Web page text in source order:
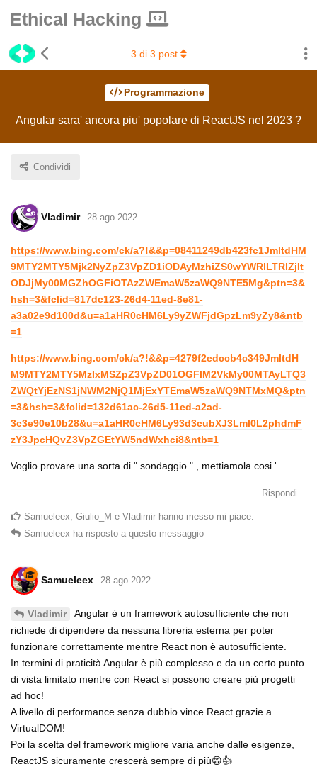
Ethical Hacking
Programmazione
Angular sara' ancora piu' popolare di ReactJS nel 2023 ?
Condividi
3 di 3 post
Vladimir 28 ago 2022
https://www.bing.com/ck/a?!&&p=08411249db423fc1JmltdHM
9MTY2MTY5Mjk2NyZpZ3VpZD1iODAyMzhiZS0wYWRlLTRlZjIt
ODJjMy00MGZhOGFiOTAzZWEmaW5zaWQ9NTE5Mg&ptn=3&
hsh=3&fclid=817dc123-26d4-11ed-8e81-
a3a02e9d100d&u=a1aHR0cHM6Ly9yZWFjdGpzLm9yZy8&ntb
=1
https://www.bing.com/ck/a?!&&p=4279f2edccb4c349JmltdH
M9MTY2MTY5MzIxMSZpZ3VpZD01OGFlM2VkMy00MTAyLTQ3
ZWQtYjEzNS1jNWM2NjQ1MjExYTEmaW5zaWQ9NTMxMQ&ptn
=3&hsh=3&fclid=132d61ac-26d5-11ed-a2ad-
3c3e90e10b28&u=a1aHR0cHM6Ly93d3cubXJ3Lml0L2phdmF
zY3JpcHQvZ3VpZGEtYW5ndWxhci8&ntb=1
Voglio provare una sorta di " sondaggio " , mettiamola cosi ' .
Rispondi
Samueleex Giulio_M e Vladimir hanno messo mi piace
Samueleex ha risposto a questo messaggio
Samueleex 28 ago 2022
Vladimir
Angular è un framework autosufficiente che non
richiede di dipendere da nessuna libreria esterna per poter
funzionare correttamente mentre React non è autosufficiente.
In termini di praticità Angular è più complesso e da un certo punto
di vista limitato mentre con React si possono creare più progetti
ad hoc!
A livello di performance senza dubbio vince React grazie a
VirtualDOM!
Poi la scelta del framework migliore varia anche dalle esigenze,
ReactJS sicuramente crescerà sempre di più😁👍